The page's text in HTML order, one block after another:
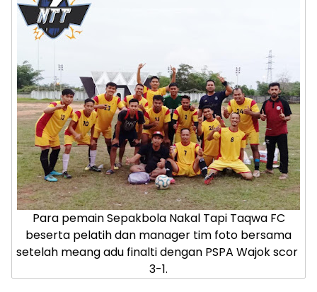
Para pemain Sepakbola Nakal Tapi Taqwa FC
beserta pelatih dan manager tim foto bersama
setelah meang adu finalti dengan PSPA Wajok scor
3-1.